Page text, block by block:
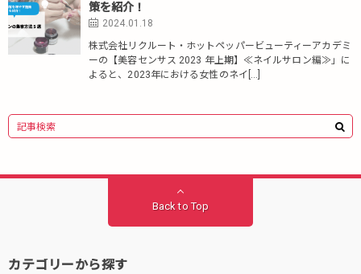
策を紹介！
2024.01.18
株式会社リクルート・ホットペッパービューティーアカデミ
ーの【美容センサス 2023 年上期】≪ネイルサロン編≫」に
よると、2023年における女性のネイ[…]
Back to Top
カテゴリーから探す